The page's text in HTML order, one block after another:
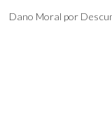
Dano Moral por